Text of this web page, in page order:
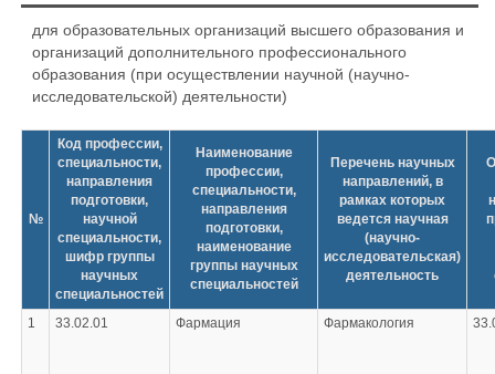
для образовательных организаций высшего образования и
организаций дополнительного профессионального
образования (при осуществлении научной (научно-
исследовательской) деятельности)
№
Код профессии,
специальности,
направления
подготовки,
научной
специальности,
шифр группы
научных
специальностей
Наименование
профессии,
специальности,
направления
подготовки,
наименование
группы научных
специальностей
Перечень научных
направлений, в
рамках которых
ведется научная
(научно-
исследовательская)
деятельность
1 33.02.01 Фармация Фармакология